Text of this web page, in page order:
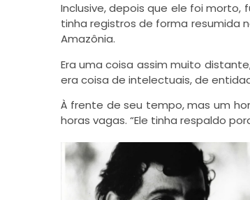
Inclusive, depois que ele foi morto,
tinha registros de forma resumida
Amazônia.
Era uma coisa assim muito
era coisa de intelectuais, de
À frente de seu tempo, mas um
horas vagas. “Ele tinha respaldo